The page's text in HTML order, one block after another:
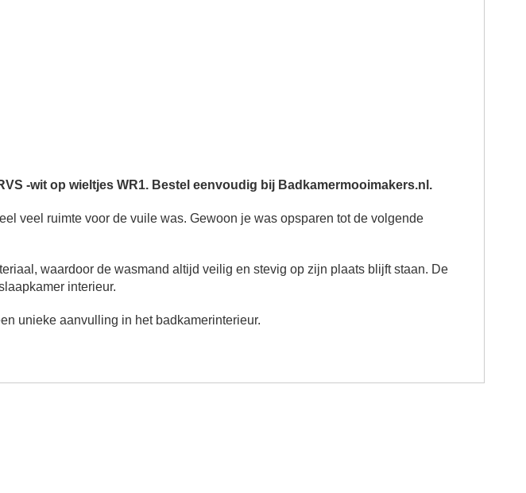
-wit op wieltjes WR1. Bestel eenvoudig bij Badkamermooimakers.nl.
veel ruimte voor de vuile was. Gewoon je was opsparen tot de volgende
waardoor de wasmand altijd veilig en stevig op zijn plaats blijft staan. De
interieur.
unieke aanvulling in het badkamerinterieur.